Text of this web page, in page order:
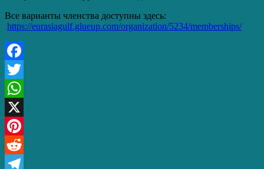
Все варианты членства доступны здесь:
https://eurasiagulf.glueup.com/organization/5234/memberships/
Facebook
Twitter
WhatsApp
X
Pinterest
Reddit